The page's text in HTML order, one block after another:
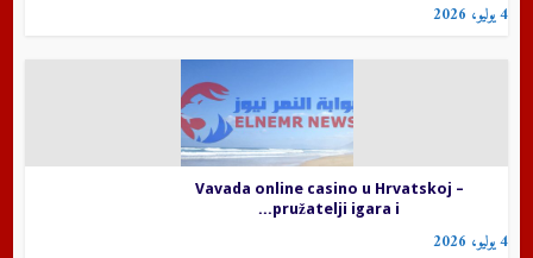
4 يوليو، 2026
Vavada online casino u Hrvatskoj –
pružatelji igara i...
4 يوليو، 2026